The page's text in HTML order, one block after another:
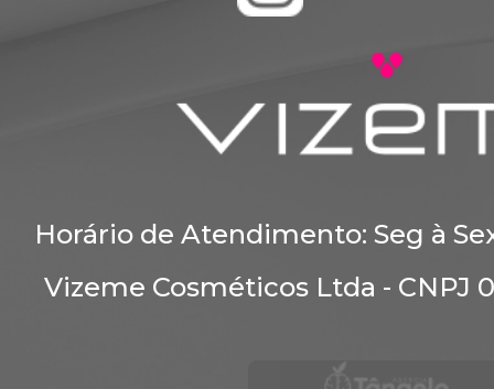
Horário de Atendimento: Seg à
Vizeme Cosméticos Ltda - CNPJ